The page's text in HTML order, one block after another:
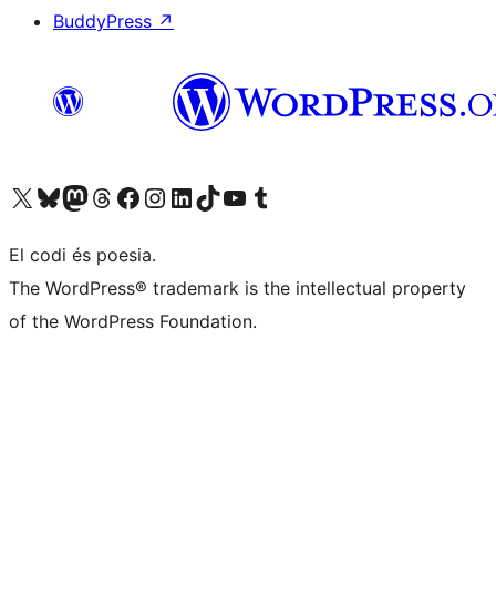
BuddyPress ↗
Visiteu el nostre compte X (abans Twitter)
Visiteu el nostre compte de Bluesky
Visiteu el nostre compte al Mastodon
Visiteu el nostre compte de Threads
Visiteu la nostra pàgina al Facebook
Visiteu el nostre compte d'Instagram
Visiteu el nostre compte de LinkedIn
Visiteu el nostre compte de TikTok
Visiteu el nostre canal al YouTube
Visiteu el nostre compte de Tumblr
El codi és poesia.
The WordPress® trademark is the intellectual property
of the WordPress Foundation.